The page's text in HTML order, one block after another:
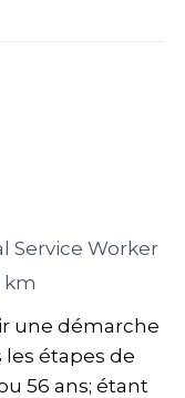
Service Worker
km
une démarche
étapes de
56 ans; étant